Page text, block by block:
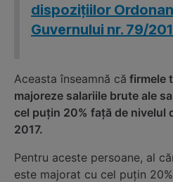
dispozițiilor
Guvernului nr. 79/
Aceasta înseamnă că firmele
majoreze salariile brute ale
cel puțin 20% față de nivelul
2017.
Pentru aceste persoane, al
este majorat cu cel puțin